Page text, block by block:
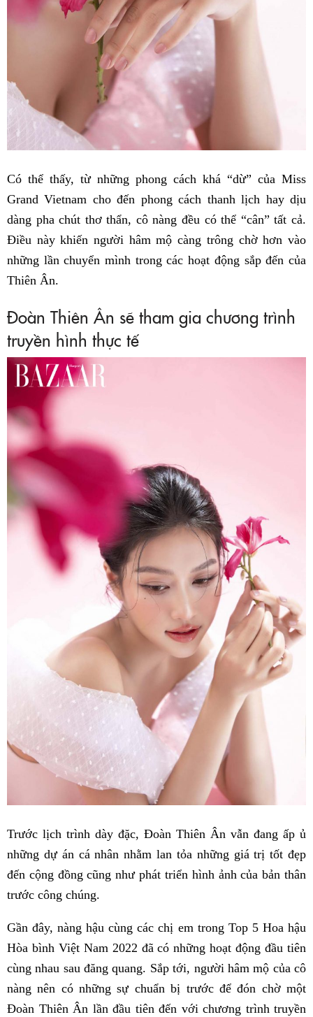
Có thể thấy, từ những phong cách khá “dừ” của Miss
Grand Vietnam cho đến phong cách thanh lịch hay dịu
dàng pha chút thơ thẩn, cô nàng đều có thể “cân” tất cả.
Điều này khiến người hâm mộ càng trông chờ hơn vào
những lần chuyển mình trong các hoạt động sắp đến của
Thiên Ân.
Đoàn Thiên Ân sẽ tham gia chương trình
truyền hình thực tế
Trước lịch trình dày đặc, Đoàn Thiên Ân vẫn đang ấp ủ
những dự án cá nhân nhằm lan tỏa những giá trị tốt đẹp
đến cộng đồng cũng như phát triển hình ảnh của bản thân
trước công chúng.
Gần đây, nàng hậu cùng các chị em trong Top 5 Hoa hậu
Hòa bình Việt Nam 2022 đã có những hoạt động đầu tiên
cùng nhau sau đăng quang. Sắp tới, người hâm mộ của cô
nàng nên có những sự chuẩn bị trước để đón chờ một
Đoàn Thiên Ân lần đầu tiên đến với chương trình truyền